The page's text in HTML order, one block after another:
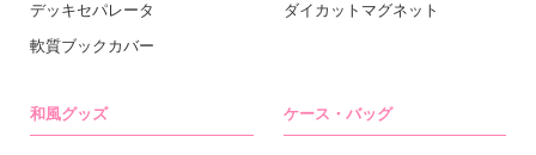
和風グッズ ケース・バッグ
デッキセパレータ
軟質ブックカバー
ダイカットマグネット